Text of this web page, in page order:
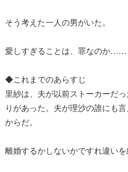
そう考えた一人の男がいた。
愛しすぎることは、罪なのか……
◆これまでのあらすじ
里紗は、夫が以前ストーカーだ
りがあった。夫が理沙の誰にも
からだ。
離婚するかしないかですれ違い